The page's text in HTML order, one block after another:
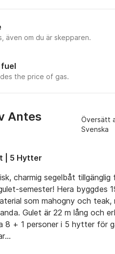
även om du är skepparen.
the price of gas.
Antes
Översätt
Svenska
| 5 Hytter
charmig segelbåt
semester! Hera byggdes
som mahogny och
Gulet är 22 m lång och
8 + 1 personer i 5 hytter för